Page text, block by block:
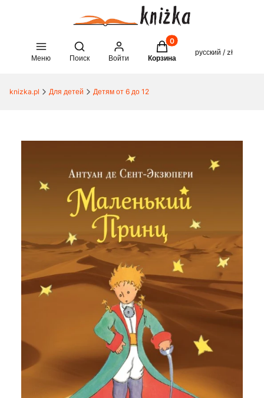
Меню
Open search engine
Поиск Войти
Товары в корзине: 0.
Корзина
русский / zł
knizka.pl Для детей Детям от 6 до 12